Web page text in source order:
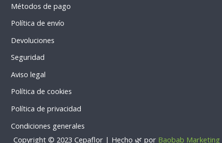
-
a
l
t
a
p
p
Métodos de pago
Política de envío
Devoluciones
Seguridad
Aviso legal
Política de cookies
Política de privacidad
Condiciones generales
Copyright © 2023 Cepaflor | Hecho 🌿 por Baobab Marketing